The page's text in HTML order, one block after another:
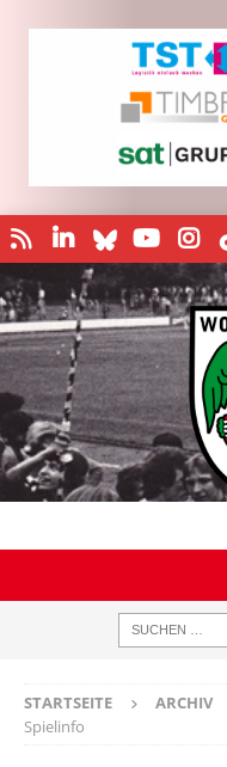
STARTSEITE ARCHIV
Spielinfo